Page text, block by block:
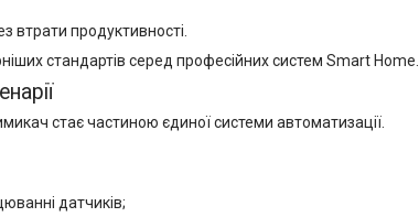
втрати продуктивності.
стандартів серед професійних систем Smart Home.
стає частиною єдиної системи автоматизації.
датчиків;